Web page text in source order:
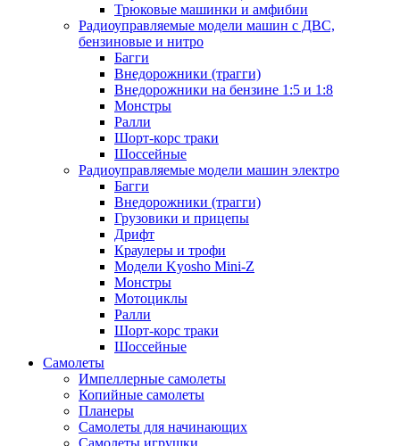
Трюковые машинки и амфибии
Радиоуправляемые модели машин с ДВС,
бензиновые и нитро
Багги
Внедорожники (трагги)
Внедорожники на бензине 1:5 и 1:8
Монстры
Ралли
Шорт-корс траки
Шоссейные
Радиоуправляемые модели машин электро
Багги
Внедорожники (трагги)
Грузовики и прицепы
Дрифт
Краулеры и трофи
Модели Kyosho Mini-Z
Монстры
Мотоциклы
Ралли
Шорт-корс траки
Шоссейные
Самолеты
Импеллерные самолеты
Копийные самолеты
Планеры
Самолеты для начинающих
Самолеты игрушки